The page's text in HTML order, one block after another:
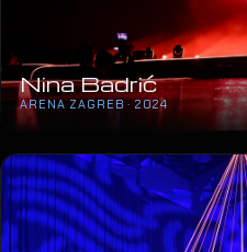
Nina Badrić
ARENA ZAGREB · 2024